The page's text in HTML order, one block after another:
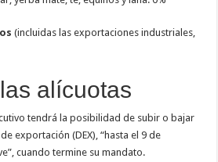
(incluidas las exportaciones industriales,
alícuotas
tendrá la posibilidad de subir o bajar
exportación (DEX), “hasta el 9 de
cuando termine su mandato.